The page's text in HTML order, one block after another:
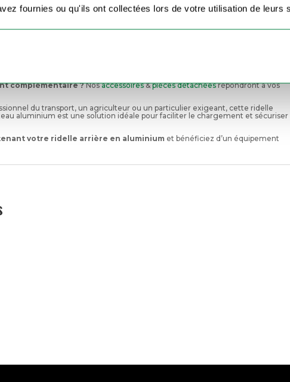
fournies ou qu'ils ont collectées lors de votre utilisation de leurs
assurez-vous que les charnières et les points de fixation sont bien alignés.
adaptés pour une fixation solide. Pensez à vérifier régulièrement l’état des
pour éviter toute usure prématurée.
consultez
pour votre remorque, mais vous ne savez pas où trouver votre
à consulter nos
complémentaire ?Nosaccessoires&pièces détachéesrépondront à vos
du transport, un agriculteur ou un particulier exigeant, cette ridelle
aluminium est une solution idéale pour faciliter le chargement et sécuriser
votre ridelle arrière en aluminium et bénéficiez d’un équipement